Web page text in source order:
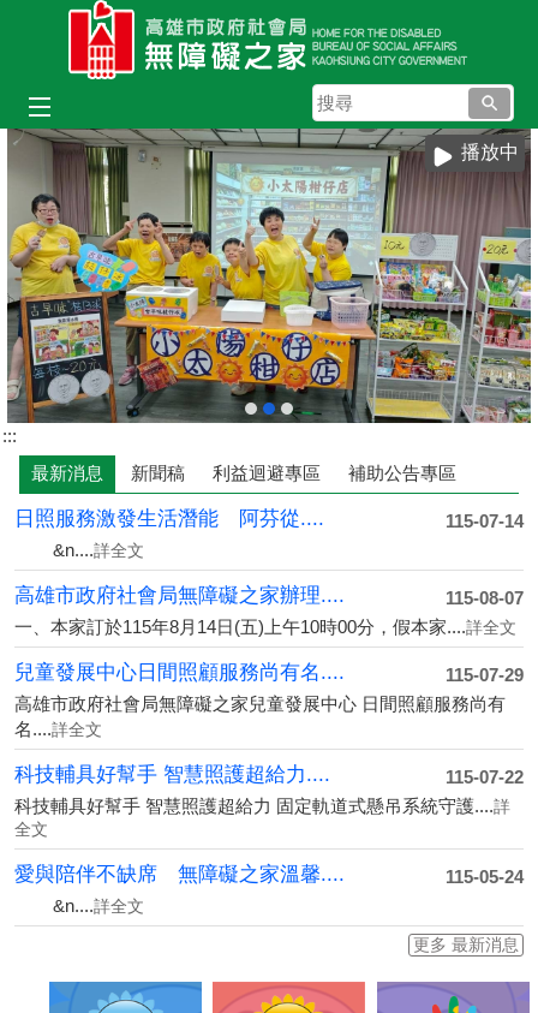
跳到主要內容區塊
搜
尋
播放中
目
前
示
🎊
無
障
之
家
「小
陽
柑
仔
開
:::
最新消息
新聞稿 利益迴避專區 補助公告專區
115-07-14
日照服務激發生活潛能 阿芬從....
&n....詳全文
115-08-07
高雄市政府社會局無障礙之家辦理....
一、本家訂於115年8月14日(五)上午10時00分，假本家....詳全文
115-07-29
兒童發展中心日間照顧服務尚有名....
高雄市政府社會局無障礙之家兒童發展中心 日間照顧服務尚有
名....詳全文
115-07-22
科技輔具好幫手 智慧照護超給力....
科技輔具好幫手 智慧照護超給力 固定軌道式懸吊系統守護....詳
全文
115-05-24
愛與陪伴不缺席 無障礙之家溫馨....
&n....詳全文
更多 最新消息